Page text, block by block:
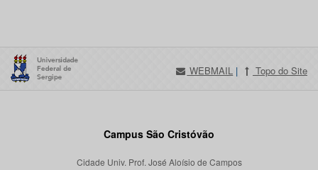
WEBMAIL | Topo do Site
Campus São Cristóvão
Cidade Univ. Prof. José Aloísio de Campos